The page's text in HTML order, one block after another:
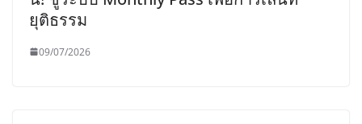
ยุติธรรม
09/07/2026